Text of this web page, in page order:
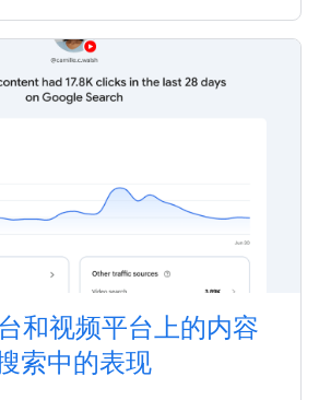
和视频平台上的内容
索中的表现